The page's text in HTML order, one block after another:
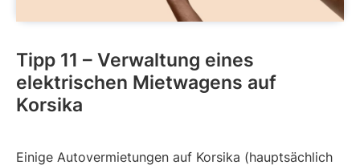
Tipp 11 – Verwaltung eines
elektrischen Mietwagens auf
Korsika
Einige Autovermietungen auf Korsika (hauptsächlich